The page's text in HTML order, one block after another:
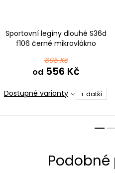
Sportovní legíny dlouhé S36d
f106 černé mikrovlákno
695 Kč
od556 Kč
Dostupné varianty + další